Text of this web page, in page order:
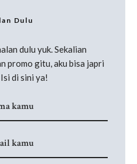
Dulu
dulu yuk. Sekalian
promo gitu, aku bisa japri
di sini ya!